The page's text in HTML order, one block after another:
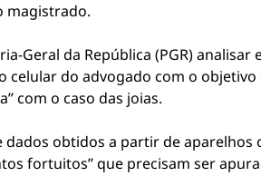
magistrado.
Geral da República (PGR)
do advogado com o objetivo
com o caso das joias.
obtidos a partir de
fortuitos” que precisam ser